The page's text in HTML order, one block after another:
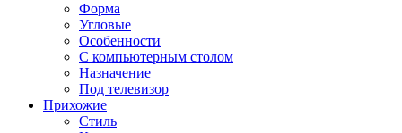
Форма
Угловые
Особенности
С компьютерным столом
Назначение
Под телевизор
Прихожие
Стиль